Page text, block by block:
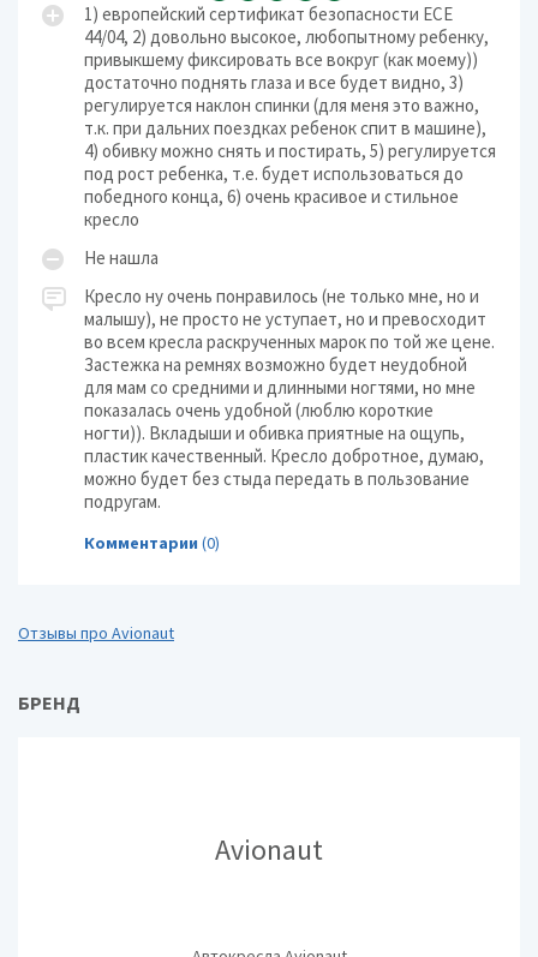
1) европейский сертификат безопасности ЕСЕ
44/04, 2) довольно высокое, любопытному ребенку,
привыкшему фиксировать все вокруг (как моему))
достаточно поднять глаза и все будет видно, 3)
регулируется наклон спинки (для меня это важно,
т.к. при дальних поездках ребенок спит в машине),
4) обивку можно снять и постирать, 5) регулируется
под рост ребенка, т.е. будет использоваться до
победного конца, 6) очень красивое и стильное
кресло
Не нашла
Кресло ну очень понравилось (не только мне, но и
малышу), не просто не уступает, но и превосходит
во всем кресла раскрученных марок по той же цене.
Застежка на ремнях возможно будет неудобной
для мам со средними и длинными ногтями, но мне
показалась очень удобной (люблю короткие
ногти)). Вкладыши и обивка приятные на ощупь,
пластик качественный. Кресло добротное, думаю,
можно будет без стыда передать в пользование
подругам.
Комментарии (0)
Отзывы про Avionaut
БРЕНД
Avionaut